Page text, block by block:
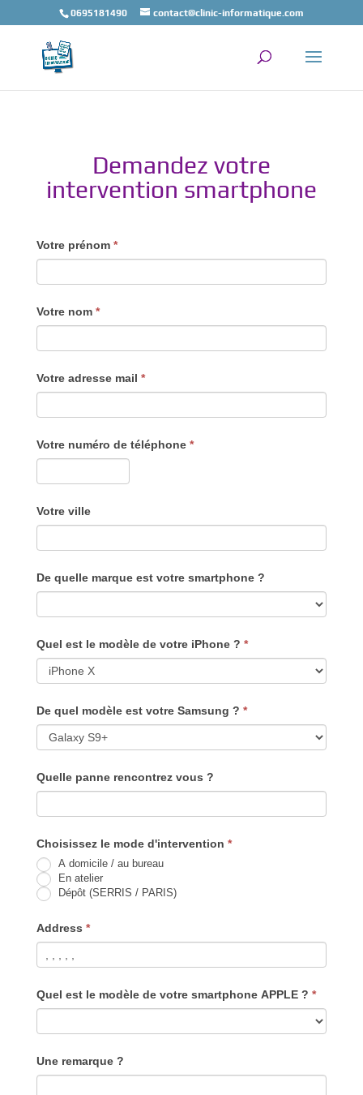
0695181490 contact@clinic-informatique.com
Demandez votre
intervention smartphone
Votre prénom *
Votre nom *
Votre adresse mail *
Votre numéro de téléphone *
Votre ville
De quelle marque est votre smartphone ?
Quel est le modèle de votre iPhone ? *
De quel modèle est votre Samsung ? *
Quelle panne rencontrez vous ?
Choisissez le mode d'intervention *
A domicile / au bureau
En atelier
Dépôt (SERRIS / PARIS)
Address *
Quel est le modèle de votre smartphone APPLE ? *
Une remarque ?